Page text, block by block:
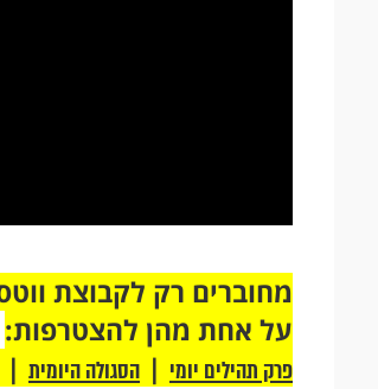
על אחת מהן להצטרפות:
פרק תהילים יומי | הסגולה היומית |